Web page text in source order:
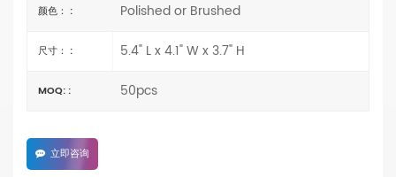
颜色： : Polished or Brushed
尺寸： : 5.4" L x 4.1" W x 3.7" H
MOQ: : 50pcs
立即咨询